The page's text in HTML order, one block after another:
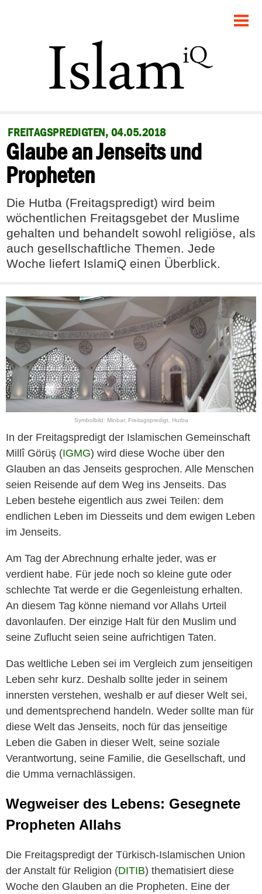
POLITIK
GESELLSCHAFT
RECHT
FEUILLETON
DEBATTE
FREITAGSPREDIGTEN, 04.05.2018
Glaube an Jenseits und
Propheten
Die Hutba (Freitagspredigt) wird beim
wöchentlichen Freitagsgebet der Muslime
gehalten und behandelt sowohl religiöse, als
auch gesellschaftliche Themen. Jede
Woche liefert IslamiQ einen Überblick.
Symbolbild: Minbar, Freitagspredigt, Hutba
In der Freitagspredigt der Islamischen Gemeinschaft
Millî Görüş (IGMG) wird diese Woche über den
Glauben an das Jenseits gesprochen. Alle Menschen
seien Reisende auf dem Weg ins Jenseits. Das
Leben bestehe eigentlich aus zwei Teilen: dem
endlichen Leben im Diesseits und dem ewigen Leben
im Jenseits.
Am Tag der Abrechnung erhalte jeder, was er
verdient habe. Für jede noch so kleine gute oder
schlechte Tat werde er die Gegenleistung erhalten.
An diesem Tag könne niemand vor Allahs Urteil
davonlaufen. Der einzige Halt für den Muslim und
seine Zuflucht seien seine aufrichtigen Taten.
Das weltliche Leben sei im Vergleich zum jenseitigen
Leben sehr kurz. Deshalb sollte jeder in seinem
innersten verstehen, weshalb er auf dieser Welt sei,
und dementsprechend handeln. Weder sollte man für
diese Welt das Jenseits, noch für das jenseitige
Leben die Gaben in dieser Welt, seine soziale
Verantwortung, seine Familie, die Gesellschaft, und
die Umma vernachlässigen.
Wegweiser des Lebens:‎ Gesegnete
Propheten Allahs
Die Freitagspredigt der Türkisch-Islamischen Union
der Anstalt für Religion (DITIB) thematisiert diese
Woche den Glauben an die Propheten. Eine der